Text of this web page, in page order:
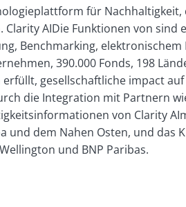
für
Clarity AIDie Funktionen von
Benchmarking,
390.000 Fonds, 198
erfüllt, gesellschaftliche impact
die Integration mit Partnern
von Clarity
und dem Nahen Osten, und
und BNP Paribas.